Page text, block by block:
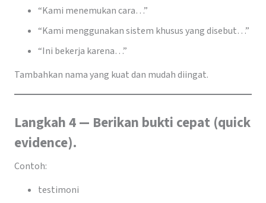
“Kami menemukan cara…”
“Kami menggunakan sistem khusus yang disebut…”
“Ini bekerja karena…”
Tambahkan nama yang kuat dan mudah diingat.
Langkah 4 — Berikan bukti cepat (quick
evidence).
Contoh:
testimoni